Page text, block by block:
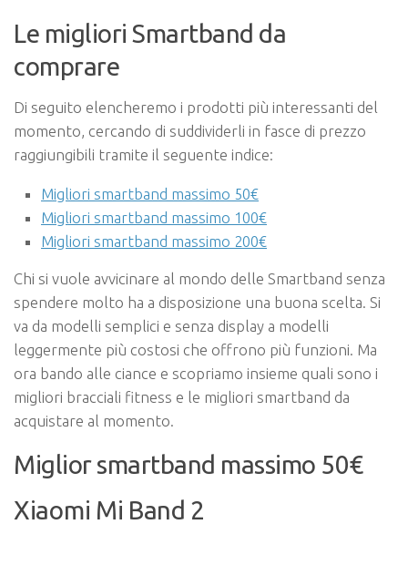
Le migliori Smartband da
comprare
Di seguito elencheremo i prodotti più interessanti del
momento, cercando di suddividerli in fasce di prezzo
raggiungibili tramite il seguente indice:
Migliori smartband massimo 50€
Migliori smartband massimo 100€
Migliori smartband massimo 200€
Chi si vuole avvicinare al mondo delle Smartband senza
spendere molto ha a disposizione una buona scelta. Si
va da modelli semplici e senza display a modelli
leggermente più costosi che offrono più funzioni. Ma
ora bando alle ciance e scopriamo insieme quali sono i
migliori bracciali fitness e le migliori smartband da
acquistare al momento.
Miglior smartband massimo 50€
Xiaomi Mi Band 2